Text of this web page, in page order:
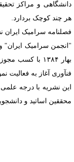
و مراکز
چند کوچک بردارد.
سرامیک ایران
سرامیک ایران" و
بهار ۱۳۸۴ با
آغاز به فعالیت
نشریه با درجه علمی
اساتید و